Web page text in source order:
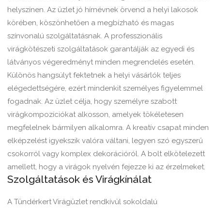
helyszínen. Az üzlet jó hírnévnek örvend a helyi lakosok
körében, köszönhetően a megbízható és magas
színvonalú szolgáltatásnak. A professzionális
virágkötészeti szolgáltatások garantálják az egyedi és
látványos végeredményt minden megrendelés esetén.
Különös hangsúlyt fektetnek a helyi vásárlók teljes
elégedettségére, ezért mindenkit személyes figyelemmel
fogadnak. Az üzlet célja, hogy személyre szabott
virágkompozíciókat alkosson, amelyek tökéletesen
megfelelnek bármilyen alkalomra. A kreatív csapat minden
elképzelést igyekszik valóra váltani, legyen szó egyszerű
csokorról vagy komplex dekorációról. A bolt elkötelezett
amellett, hogy a virágok nyelvén fejezze ki az érzelmeket.
Szolgáltatások és Virágkínálat
A Tündérkert Virágüzlet rendkívül sokoldalú